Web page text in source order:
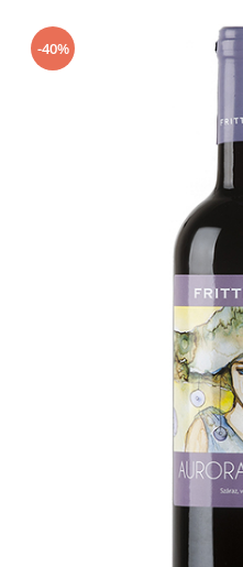
Ambalaje Gonflabile Air Column
-40%